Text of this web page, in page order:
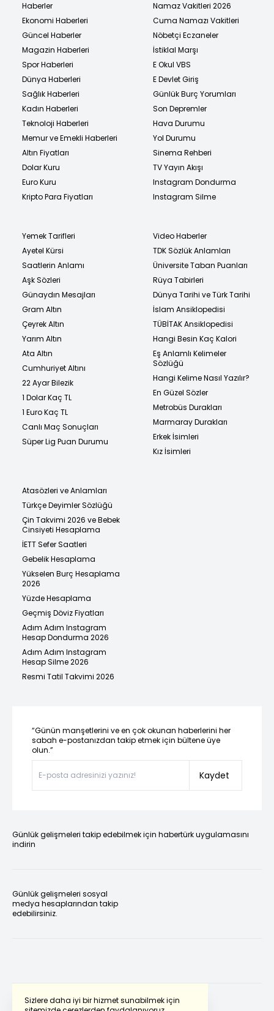
Sizlere daha iyi bir hizmet sunabilmek için
Haberler
Ekonomi Haberleri
Güncel Haberler
Magazin Haberleri
Spor Haberleri
Dünya Haberleri
Sağlık Haberleri
Kadın Haberleri
Teknoloji Haberleri
Memur ve Emekli Haberleri
Altın Fiyatları
Dolar Kuru
Euro Kuru
Kripto Para Fiyatları
Namaz Vakitleri 2026
Cuma Namazı Vakitleri
Nöbetçi Eczaneler
İstiklal Marşı
E Okul VBS
E Devlet Giriş
Günlük Burç Yorumları
Son Depremler
Hava Durumu
Yol Durumu
Sinema Rehberi
TV Yayın Akışı
Instagram Dondurma
Instagram Silme
Yemek Tarifleri
Ayetel Kürsi
Saatlerin Anlamı
Aşk Sözleri
Günaydın Mesajları
Gram Altın
Çeyrek Altın
Yarım Altın
Ata Altın
Cumhuriyet Altını
22 Ayar Bilezik
1 Dolar Kaç TL
1 Euro Kaç TL
Canlı Maç Sonuçları
Süper Lig Puan Durumu
Video Haberler
TDK Sözlük Anlamları
Üniversite Taban Puanları
Rüya Tabirleri
Dünya Tarihi ve Türk Tarihi
İslam Ansiklopedisi
TÜBİTAK Ansiklopedisi
Hangi Besin Kaç Kalori
Eş Anlamlı Kelimeler
Sözlüğü
Hangi Kelime Nasıl Yazılır?
En Güzel Sözler
Metrobüs Durakları
Marmaray Durakları
Erkek İsimleri
Kız İsimleri
Atasözleri ve Anlamları
Türkçe Deyimler Sözlüğü
Çin Takvimi 2026 ve Bebek
Cinsiyeti Hesaplama
İETT Sefer Saatleri
Gebelik Hesaplama
Yükselen Burç Hesaplama
2026
Yüzde Hesaplama
Geçmiş Döviz Fiyatları
Adım Adım Instagram
Hesap Dondurma 2026
Adım Adım Instagram
Hesap Silme 2026
Resmi Tatil Takvimi 2026
“Günün manşetlerini ve en çok okunan haberlerini her
sabah e-postanızdan takip etmek için bültene üye
olun.”
Kaydet
Günlük gelişmeleri takip edebilmek için habertürk uygulamasını
indirin
Günlük gelişmeleri sosyal
medya hesaplarından takip
edebilirsiniz.